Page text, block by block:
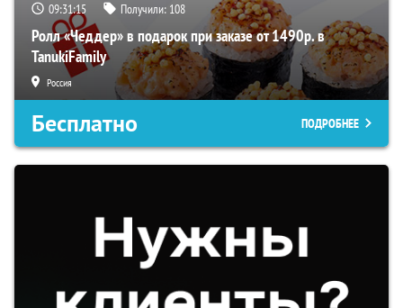
09:31:15 Получили: 108
Ролл «Чеддер» в подарок при заказе от 1490р. в
TanukiFamily
Россия
Бесплатно ПОДРОБНЕЕ